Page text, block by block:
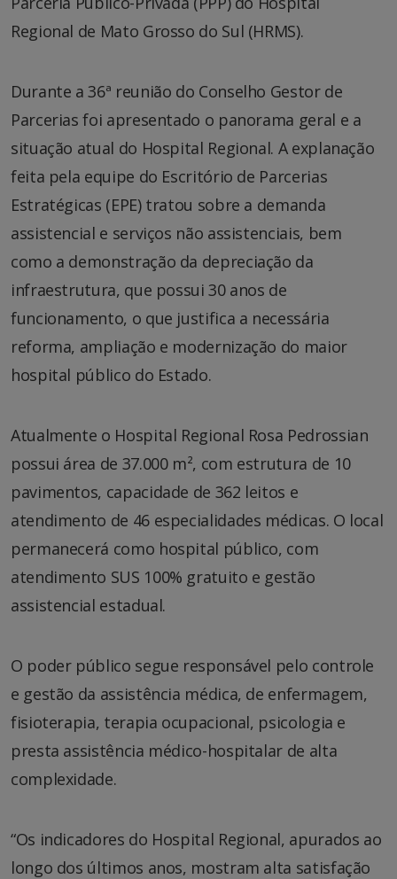
Regional de Mato Grosso do Sul (HRMS).
Durante a 36ª reunião do Conselho Gestor de
Parcerias foi apresentado o panorama geral e a
situação atual do Hospital Regional. A explanação
feita pela equipe do Escritório de Parcerias
Estratégicas (EPE) tratou sobre a demanda
assistencial e serviços não assistenciais, bem
como a demonstração da depreciação da
infraestrutura, que possui 30 anos de
funcionamento, o que justifica a necessária
reforma, ampliação e modernização do maior
hospital público do Estado.
Atualmente o Hospital Regional Rosa Pedrossian
possui área de 37.000 m², com estrutura de 10
pavimentos, capacidade de 362 leitos e
atendimento de 46 especialidades médicas. O local
permanecerá como hospital público, com
atendimento SUS 100% gratuito e gestão
assistencial estadual.
O poder público segue responsável pelo controle
e gestão da assistência médica, de enfermagem,
fisioterapia, terapia ocupacional, psicologia e
presta assistência médico-hospitalar de alta
complexidade.
“Os indicadores do Hospital Regional, apurados ao
longo dos últimos anos, mostram alta satisfação